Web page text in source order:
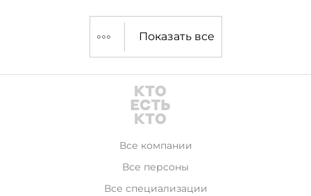
Показать все
Все компании
Все персоны
Все специализации